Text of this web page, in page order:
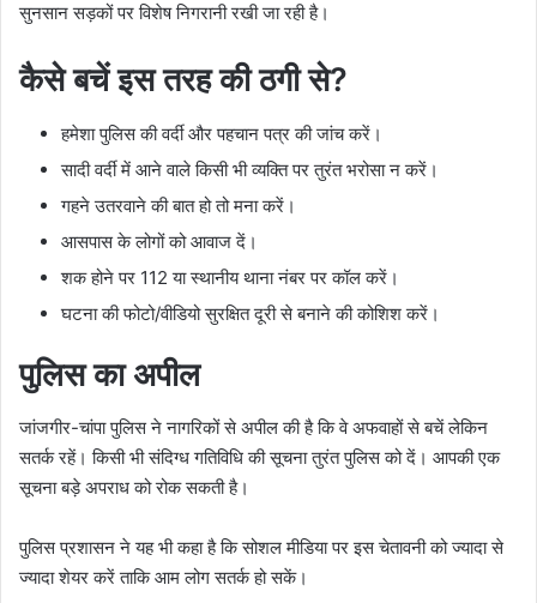
सुनसान सड़कों पर विशेष निगरानी रखी जा रही है।
कैसे बचें इस तरह की ठगी से?
हमेशा पुलिस की वर्दी और पहचान पत्र की जांच करें।
सादी वर्दी में आने वाले किसी भी व्यक्ति पर तुरंत भरोसा न करें।
गहने उतरवाने की बात हो तो मना करें।
आसपास के लोगों को आवाज दें।
शक होने पर 112 या स्थानीय थाना नंबर पर कॉल करें।
घटना की फोटो/वीडियो सुरक्षित दूरी से बनाने की कोशिश करें।
पुलिस का अपील
जांजगीर-चांपा पुलिस ने नागरिकों से अपील की है कि वे अफवाहों से बचें लेकिन
सतर्क रहें। किसी भी संदिग्ध गतिविधि की सूचना तुरंत पुलिस को दें। आपकी एक
सूचना बड़े अपराध को रोक सकती है।
पुलिस प्रशासन ने यह भी कहा है कि सोशल मीडिया पर इस चेतावनी को ज्यादा से
ज्यादा शेयर करें ताकि आम लोग सतर्क हो सकें।